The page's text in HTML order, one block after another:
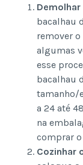
bacalhau
remover o
algumas
esse
bacalhau
tamanho/
a 24 até
na
comprar
Cozinhar